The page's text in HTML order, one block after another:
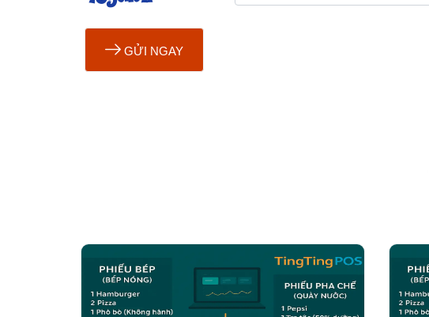
GỬI NGAY